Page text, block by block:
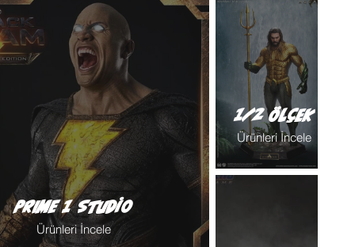
PRIME 1 Studio
Ürünleri İncele
1/2 Ölçek
Ürünleri İncele